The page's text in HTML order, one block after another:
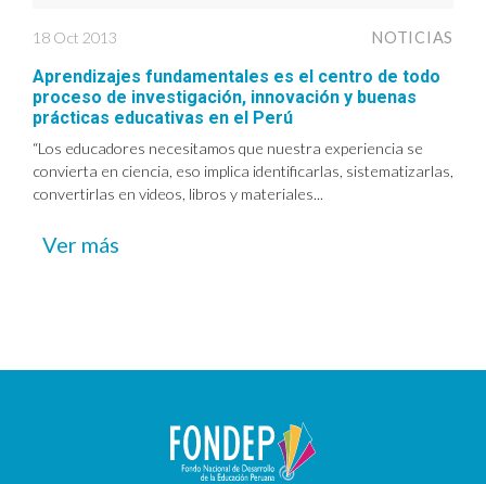
18 Oct 2013 NOTICIAS
Aprendizajes fundamentales es el centro de todo
proceso de investigación, innovación y buenas
prácticas educativas en el Perú
“Los educadores necesitamos que nuestra experiencia se
convierta en ciencia, eso implica identificarlas, sistematizarlas,
convertirlas en videos, libros y materiales...
Ver más